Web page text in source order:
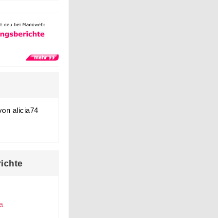
alicia74